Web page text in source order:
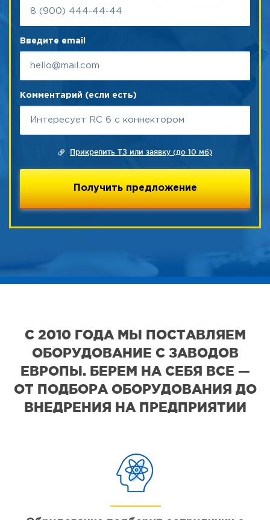
Введите email
Комментарий (если есть)
Прикрепить ТЗ или заявку (до 10 мб)
С 2010 ГОДА МЫ ПОСТАВЛЯЕМ
ОБОРУДОВАНИЕ С ЗАВОДОВ
ЕВРОПЫ. БЕРЕМ НА СЕБЯ ВСЕ —
ОТ ПОДБОРА ОБОРУДОВАНИЯ ДО
ВНЕДРЕНИЯ НА ПРЕДПРИЯТИИ